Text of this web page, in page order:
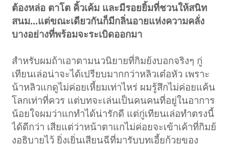
ต้องหล่อ ตาโต คิ้วเค้ม และมีรอยยิ้มที่ชวนให้สนิท
สนม...แต่ขณะเดียวกันก็มีกลิ่นอายแห่งความคลั่ง
บางอย่างที่พร้อมจะระเบิดออกมา
สำหรับผมถ้าเอาตามนวนิยายที่กิมย้งบอกจริงๆ กู่
เทียนเล่อน่าจะได้เปรียบมากกว่าหลิวเต๋อหัว เพราะ
น้าหลิวแกดูไม่ค่อยเหี้ยมเท่าไหร่ ผมรู้สึกไม่ค่อยแค้น
โลกเท่าที่ควร แต่บทจะเล่นเป็นคนคนที่อยู่ในอาการ
น้อยใจผมว่าแกทำได้น่ารักดี แต่กู่เทียนเล่อทำตรงนี้
ได้ดีกว่า เสียแต่ว่าหน้าตาแกไม่ค่อยจะเข้าเค้าที่กิมย้
งอธิบายไว้ ยิ่งเยิ่นเสียนฉีที่มารับบทเอี้ยก้วยของ